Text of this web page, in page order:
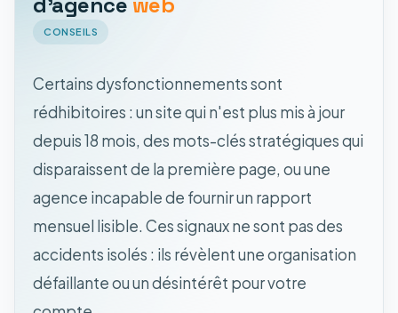
CONSEILS
Certains dysfonctionnements sont
rédhibitoires : un site qui n'est plus mis à jour
depuis 18 mois, des mots-clés stratégiques qui
disparaissent de la première page, ou une
agence incapable de fournir un rapport
mensuel lisible. Ces signaux ne sont pas des
accidents isolés : ils révèlent une organisation
défaillante ou un désintérêt pour votre